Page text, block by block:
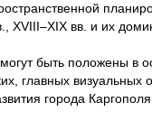
XVIII–XIX вв. и их
быть положены в
главных
города Каргополя.